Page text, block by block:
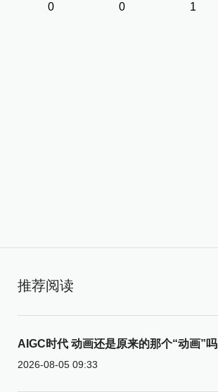
0 0 1
推荐阅读
AIGC时代 动画还是原来的那个“动画”吗
2026-08-05 09:33